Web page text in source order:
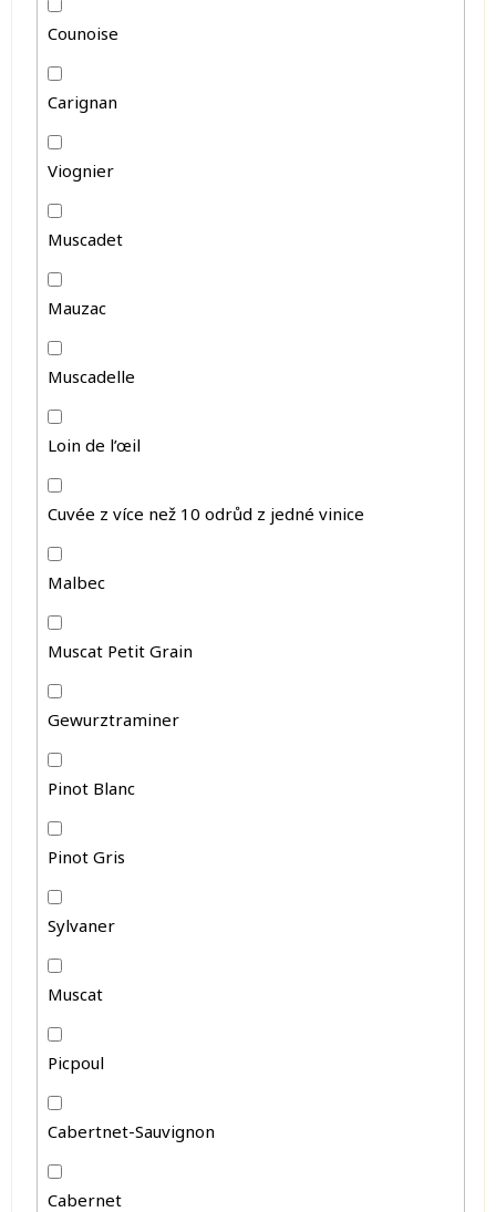
Counoise
Carignan
Viognier
Muscadet
Mauzac
Muscadelle
Loin de l’œil
Cuvée z více než 10 odrůd z jedné vinice
Malbec
Muscat Petit Grain
Gewurztraminer
Pinot Blanc
Pinot Gris
Sylvaner
Muscat
Picpoul
Cabertnet-Sauvignon
Cabernet